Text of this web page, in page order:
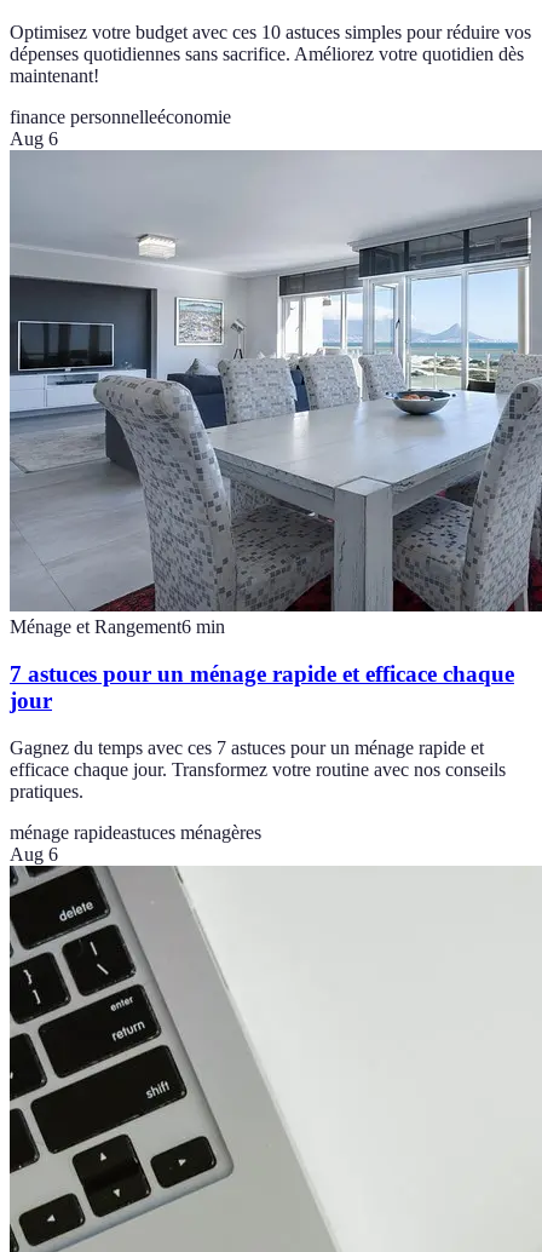
Optimisez votre budget avec ces 10 astuces simples pour réduire vos
dépenses quotidiennes sans sacrifice. Améliorez votre quotidien dès
maintenant!
finance personnelleéconomie
Aug 6
Ménage et Rangement6 min
7 astuces pour un ménage rapide et efficace chaque
jour
Gagnez du temps avec ces 7 astuces pour un ménage rapide et
efficace chaque jour. Transformez votre routine avec nos conseils
pratiques.
ménage rapideastuces ménagères
Aug 6